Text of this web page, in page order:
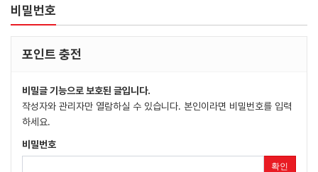
비밀번호
포인트 충전
비밀글 기능으로 보호된 글입니다.
작성자와 관리자만 열람하실 수 있습니다. 본인이라면 비밀번호를 입력
하세요.
비밀번호
확인